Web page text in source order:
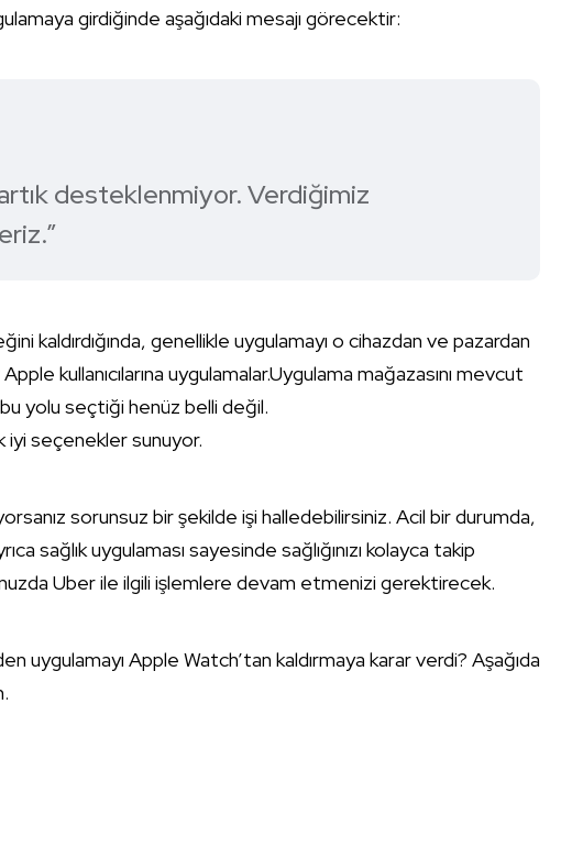
girdiğinde aşağıdaki mesajı görecektir:
desteklenmiyor. Verdiğimiz
kaldırdığında, genellikle uygulamayı o cihazdan ve pazardan
kullanıcılarına uygulamalar.Uygulama mağazasını mevcut
yolu seçtiği henüz belli değil.
iyi seçenekler sunuyor.
sorunsuz bir şekilde işi halledebilirsiniz. Acil bir durumda,
sağlık uygulaması sayesinde sağlığınızı kolayca takip
Uber ile ilgili işlemlere devam etmenizi gerektirecek.
uygulamayı Apple Watch’tan kaldırmaya karar verdi? Aşağıda